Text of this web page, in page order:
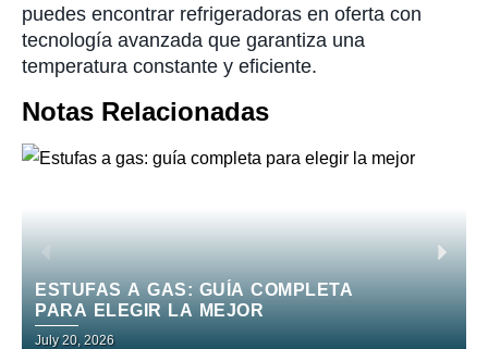
puedes encontrar refrigeradoras en oferta con
tecnología avanzada que garantiza una
temperatura constante y eficiente.
Notas Relacionadas
NEVERA NO FROST: QUÉ ES,
VENTAJAS Y CÓMO ELEGIR LA
IDEAL
June 30, 2026